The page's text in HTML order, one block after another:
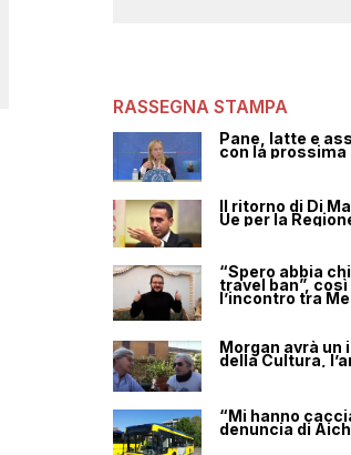
RASSEGNA STAMPA
Pane, latte e
con la prossima
Il ritorno di Di
Ue per la
“Spero abbia
travel ban”,
l’incontro tra
Morgan avrà un
della Cultura,
“Mi hanno
denuncia di